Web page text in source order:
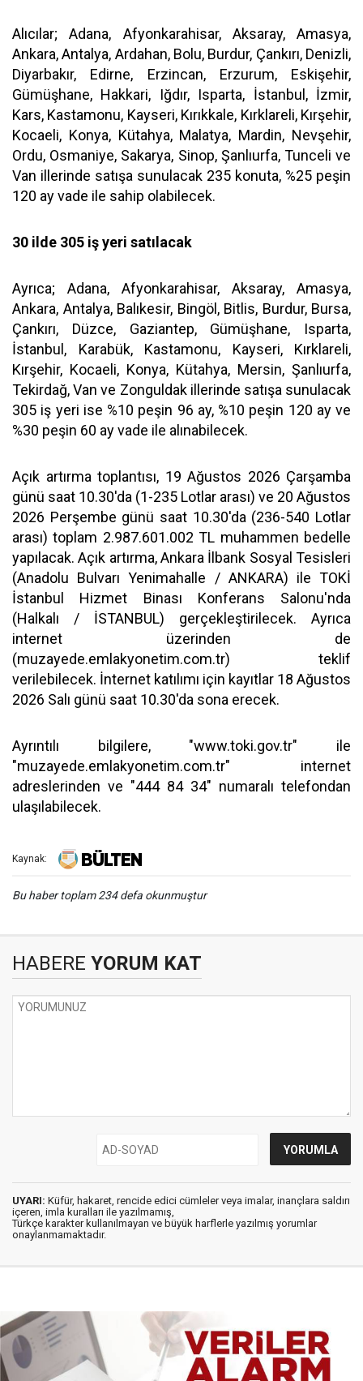
Alıcılar; Adana, Afyonkarahisar, Aksaray, Amasya,
Ankara, Antalya, Ardahan, Bolu, Burdur, Çankırı, Denizli,
Diyarbakır, Edirne, Erzincan, Erzurum, Eskişehir,
Gümüşhane, Hakkari, Iğdır, Isparta, İstanbul, İzmir,
Kars, Kastamonu, Kayseri, Kırıkkale, Kırklareli, Kırşehir,
Kocaeli, Konya, Kütahya, Malatya, Mardin, Nevşehir,
Ordu, Osmaniye, Sakarya, Sinop, Şanlıurfa, Tunceli ve
Van illerinde satışa sunulacak 235 konuta, %25 peşin
120 ay vade ile sahip olabilecek.
30 ilde 305 iş yeri satılacak
Ayrıca; Adana, Afyonkarahisar, Aksaray, Amasya,
Ankara, Antalya, Balıkesir, Bingöl, Bitlis, Burdur, Bursa,
Çankırı, Düzce, Gaziantep, Gümüşhane, Isparta,
İstanbul, Karabük, Kastamonu, Kayseri, Kırklareli,
Kırşehir, Kocaeli, Konya, Kütahya, Mersin, Şanlıurfa,
Tekirdağ, Van ve Zonguldak illerinde satışa sunulacak
305 iş yeri ise %10 peşin 96 ay, %10 peşin 120 ay ve
%30 peşin 60 ay vade ile alınabilecek.
Açık artırma toplantısı, 19 Ağustos 2026 Çarşamba
günü saat 10.30'da (1-235 Lotlar arası) ve 20 Ağustos
2026 Perşembe günü saat 10.30'da (236-540 Lotlar
arası) toplam 2.987.601.002 TL muhammen bedelle
yapılacak. Açık artırma, Ankara İlbank Sosyal Tesisleri
(Anadolu Bulvarı Yenimahalle / ANKARA) ile TOKİ
İstanbul Hizmet Binası Konferans Salonu'nda
(Halkalı / İSTANBUL) gerçekleştirilecek. Ayrıca
internet üzerinden de
(muzayede.emlakyonetim.com.tr) teklif
verilebilecek. İnternet katılımı için kayıtlar 18 Ağustos
2026 Salı günü saat 10.30'da sona erecek.
Ayrıntılı bilgilere, "www.toki.gov.tr" ile
"muzayede.emlakyonetim.com.tr" internet
adreslerinden ve "444 84 34" numaralı telefondan
ulaşılabilecek.
Kaynak:
Bu haber toplam 234 defa okunmuştur
HABERE YORUM KAT
UYARI: Küfür, hakaret, rencide edici cümleler veya imalar, inançlara saldırı
içeren, imla kuralları ile yazılmamış,
Türkçe karakter kullanılmayan ve büyük harflerle yazılmış yorumlar
onaylanmamaktadır.